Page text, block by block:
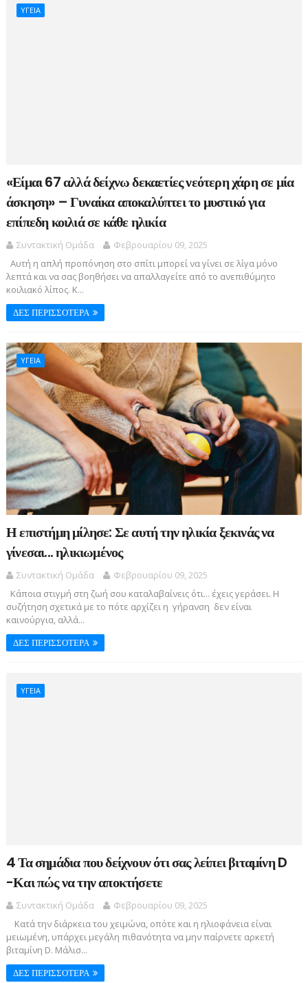
ΥΓΕΙΑ
«Είμαι 67 αλλά δείχνω δεκαετίες νεότερη χάρη σε μία
άσκηση» – Γυναίκα αποκαλύπτει το μυστικό για
επίπεδη κοιλιά σε κάθε ηλικία
Συντακτική Ομάδα
Φεβρουαρίου 09, 2025
Αυτή η απλή προπόνηση στο σπίτι μπορεί να γίνει σε λίγα μόνο
λεπτά και να σας βοηθήσει να απαλλαγείτε από το ανεπιθύμητο
κοιλιακό λίπος. Κ...
ΔΕΣ ΠΕΡΙΣΣΟΤΕΡΑ
ΥΓΕΙΑ
Η επιστήμη μίλησε: Σε αυτή την ηλικία ξεκινάς να
γίνεσαι... ηλικιωμένος
Συντακτική Ομάδα
Φεβρουαρίου 09, 2025
Κάποια στιγμή στη ζωή σου καταλαβαίνεις ότι... έχεις γεράσει. Η
συζήτηση σχετικά με το πότε αρχίζει η γήρανση δεν είναι
καινούργια, αλλά...
ΔΕΣ ΠΕΡΙΣΣΟΤΕΡΑ
ΥΓΕΙΑ
4 Τα σημάδια που δείχνουν ότι σας λείπει βιταμίνη D
-Και πώς να την αποκτήσετε
Συντακτική Ομάδα
Φεβρουαρίου 09, 2025
Κατά την διάρκεια του χειμώνα, οπότε και η ηλιοφάνεια είναι
μειωμένη, υπάρχει μεγάλη πιθανότητα να μην παίρνετε αρκετή
βιταμίνη D. Μάλισ...
ΔΕΣ ΠΕΡΙΣΣΟΤΕΡΑ